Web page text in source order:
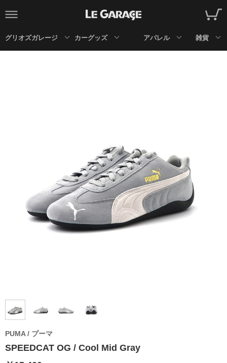
グリオズガレージ カーグッズ アパレル 雑貨
PUMA / プーマ
SPEEDCAT OG / Cool Mid Gray